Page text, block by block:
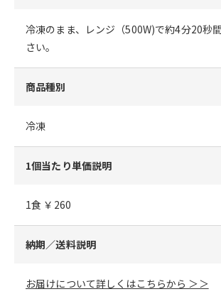
冷凍のまま、レンジ（500W)で約4分20秒
さい。
商品種別
冷凍
1個当たり単価説明
1食 ￥260
納期／送料説明
お届けについて詳しくはこちらから ＞＞